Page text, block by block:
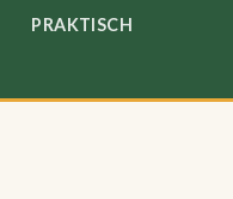
PRAKTISCH